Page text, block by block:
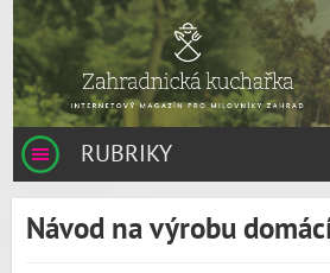
RUBRIKY
Návod na výrobu